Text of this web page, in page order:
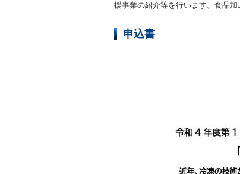
援事業の紹介等を行います。食品
申込書